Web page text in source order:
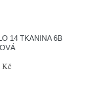
14 TKANINA 6B
Kč